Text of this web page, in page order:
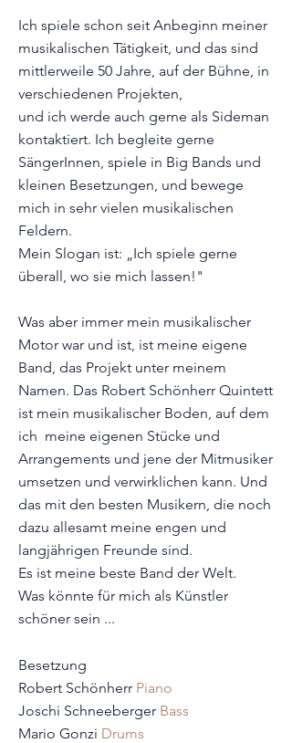
Ich spiele schon seit Anbeginn meiner
musikalischen Tätigkeit, und das sind
mittlerweile 50 Jahre, auf der Bühne, in
verschiedenen Projekten,
und ich werde auch gerne als Sideman
kontaktiert. Ich begleite gerne
SängerInnen, spiele in Big Bands und
kleinen Besetzungen, und bewege
mich in sehr vielen musikalischen
Feldern.
Mein Slogan ist: „Ich spiele gerne
überall, wo sie mich lassen!"
Was aber immer mein musikalischer
Motor war und ist, ist meine eigene
Band, das Projekt unter meinem
Namen. Das Robert Schönherr Quintett
ist mein musikalischer Boden, auf dem
ich meine eigenen Stücke und
Arrangements und jene der Mitmusiker
umsetzen und verwirklichen kann. Und
das mit den besten Musikern, die noch
dazu allesamt meine engen und
langjährigen Freunde sind.
Es ist meine beste Band der Welt.
Was könnte für mich als Künstler
schöner sein ...
Besetzung
Robert Schönherr Piano
Joschi Schneeberger Bass
Mario Gonzi Drums